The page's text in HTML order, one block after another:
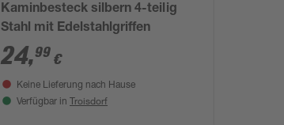
Kaminbesteck silbern 4-teilig
Stahl mit Edelstahlgriffen
24,99 €
Keine Lieferung nach Hause
Verfügbar in Troisdorf